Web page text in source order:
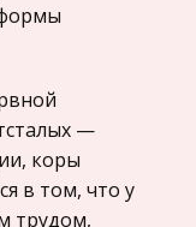
право
Таможня,
бизнес-
всех форм
как
от
—
коры
в том, что у
трудом,